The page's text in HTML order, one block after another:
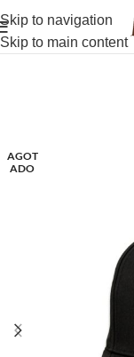
Skip to navigation
Skip to main content
AGOT
ADO